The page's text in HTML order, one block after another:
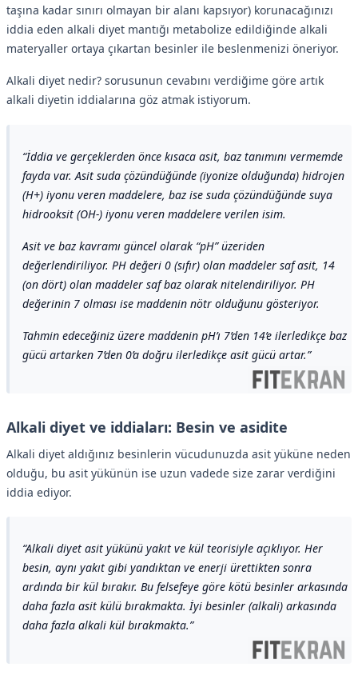
taşına kadar sınırı olmayan bir alanı kapsıyor) korunacağınızı
iddia eden alkali diyet mantığı metabolize edildiğinde alkali
materyaller ortaya çıkartan besinler ile beslenmenizi öneriyor.
Alkali diyet nedir? sorusunun cevabını verdiğime göre artık
alkali diyetin iddialarına göz atmak istiyorum.
İddia ve gerçeklerden önce kısaca asit, baz tanımını vermemde
fayda var. Asit suda çözündüğünde (iyonize olduğunda) hidrojen
(H+) iyonu veren maddelere, baz ise suda çözündüğünde suya
hidrooksit (OH-) iyonu veren maddelere verilen isim.
Asit ve baz kavramı güncel olarak “pH” üzeriden
değerlendiriliyor. PH değeri 0 (sıfır) olan maddeler saf asit, 14
(on dört) olan maddeler saf baz olarak nitelendiriliyor. PH
değerinin 7 olması ise maddenin nötr olduğunu gösteriyor.
Tahmin edeceğiniz üzere maddenin pH’ı 7’den 14’e ilerledikçe baz
gücü artarken 7’den 0’a doğru ilerledikçe asit gücü artar.
Alkali diyet ve iddiaları: Besin ve asidite
Alkali diyet aldığınız besinlerin vücudunuzda asit yüküne neden
olduğu, bu asit yükünün ise uzun vadede size zarar verdiğini
iddia ediyor.
Alkali diyet asit yükünü yakıt ve kül teorisiyle açıklıyor. Her
besin, aynı yakıt gibi yandıktan ve enerji ürettikten sonra
ardında bir kül bırakır. Bu felsefeye göre kötü besinler arkasında
daha fazla asit külü bırakmakta. İyi besinler (alkali) arkasında
daha fazla alkali kül bırakmakta.